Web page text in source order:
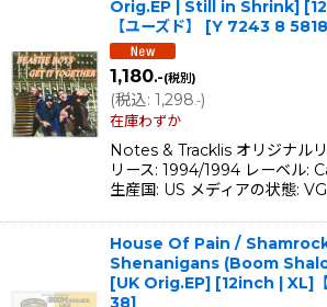
Orig.EP | Still in Shrink]
【ユーズド】
[Y 7243 8
1,180.-(税別)
(税込: 1,298.-)
在庫わずか
Notes & Tracklis オリジナル
リース: 1994/1994 レーベル:
生産国: US メディアの状態:
House Of Pain /
Shenanigans (Boom
[UK Orig.EP] [12inch | XL]【
38]